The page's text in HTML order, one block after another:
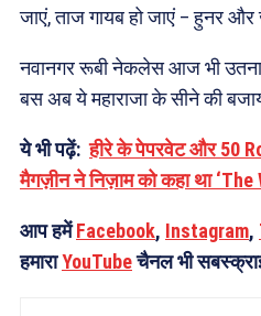
जाएं, ताज गायब हो जाएं – हुनर
नवानगर रूबी नेकलेस आज भी
बस अब ये महाराजा के सीने की
ये भी पढ़ें:हीरे के पेपरवेट और 50
मैगज़ीन ने निज़ाम को कहा था
आप हमेंFacebook, Instagram,
हमाराYouTubeचैनल भी